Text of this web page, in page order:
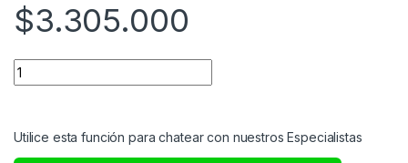
$3.305.000
Utilice esta función para chatear con nuestros Especialistas